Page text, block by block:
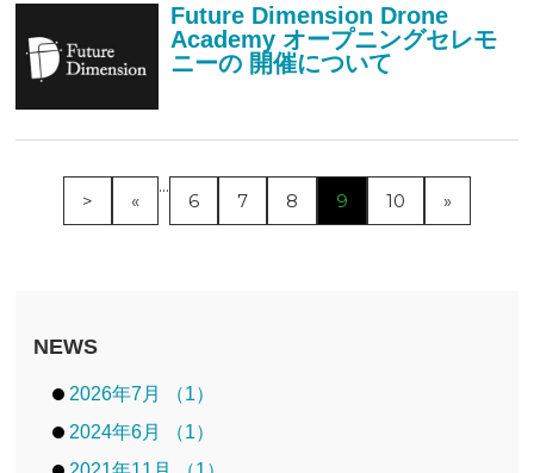
Future Dimension Drone
Academy オープニングセレモ
ニーの 開催について
> «
...
6 7 8 9 10 »
NEWS
2026年7月 （1）
2024年6月 （1）